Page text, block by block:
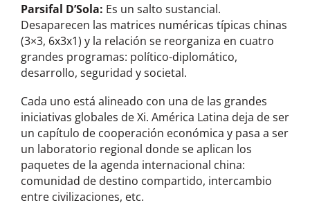
Parsifal D’Sola: Es un salto sustancial.
Desaparecen las matrices numéricas típicas chinas
(3×3, 6x3x1) y la relación se reorganiza en cuatro
grandes programas: político-diplomático,
desarrollo, seguridad y societal.
Cada uno está alineado con una de las grandes
iniciativas globales de Xi. América Latina deja de ser
un capítulo de cooperación económica y pasa a ser
un laboratorio regional donde se aplican los
paquetes de la agenda internacional china:
comunidad de destino compartido, intercambio
entre civilizaciones, etc.